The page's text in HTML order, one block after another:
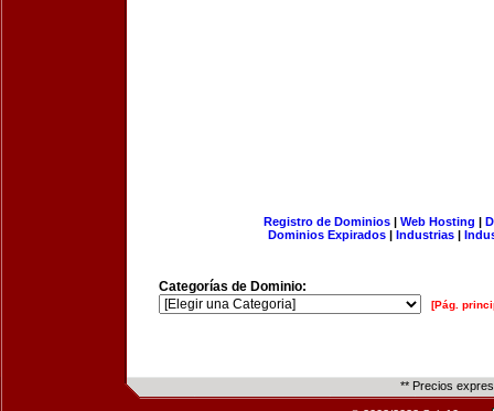
Registro de Dominios| Web Hosting |
Dominios Expirados | Industrias |
Categorías de Dominio:
[Pág.
** Precios